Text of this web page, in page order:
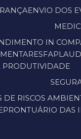
ENVIO DOS
IN
FAP
PRODUTIVIDADE
DE RISCOS
PRONTUÁRIO DAS